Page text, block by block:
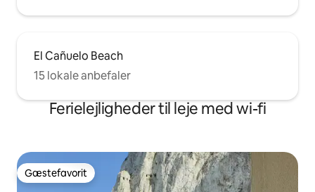
El Cañuelo Beach
15 lokale anbefaler
Ferielejligheder til leje med wi-fi
Gæstefavorit
Gæstefavorit